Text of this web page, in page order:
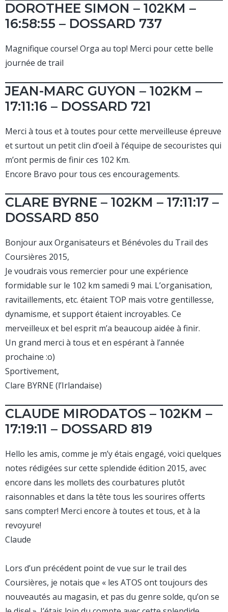
DOROTHEE SIMON – 102KM –
16:58:55 – DOSSARD 737
Magnifique course! Orga au top! Merci pour cette belle
journée de trail
JEAN-MARC GUYON – 102KM –
17:11:16 – DOSSARD 721
Merci à tous et à toutes pour cette merveilleuse épreuve
et surtout un petit clin d’oeil à l’équipe de secouristes qui
m’ont permis de finir ces 102 Km.
Encore Bravo pour tous ces encouragements.
CLARE BYRNE – 102KM – 17:11:17 –
DOSSARD 850
Bonjour aux Organisateurs et Bénévoles du Trail des
Coursières 2015,
Je voudrais vous remercier pour une expérience
formidable sur le 102 km samedi 9 mai. L’organisation,
ravitaillements, etc. étaient TOP mais votre gentillesse,
dynamisme, et support étaient incroyables. Ce
merveilleux et bel esprit m’a beaucoup aidée à finir.
Un grand merci à tous et en espérant à l’année
prochaine :o)
Sportivement,
Clare BYRNE (l’Irlandaise)
CLAUDE MIRODATOS – 102KM –
17:19:11 – DOSSARD 819
Hello les amis, comme je m’y étais engagé, voici quelques
notes rédigées sur cette splendide édition 2015, avec
encore dans les mollets des courbatures plutôt
raisonnables et dans la tête tous les sourires offerts
sans compter! Merci encore à toutes et tous, et à la
revoyure!
Claude
Lors d’un précédent point de vue sur le trail des
Coursières, je notais que « les ATOS ont toujours des
nouveautés au magasin, et pas du genre solde, qu’on se